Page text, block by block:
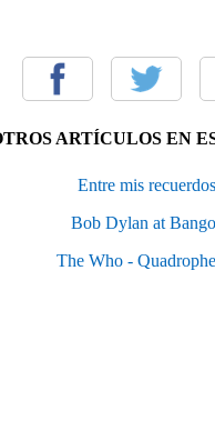
ARTÍCULOS EN
Entre mis recuerdos
Bob Dylan at
The Who -